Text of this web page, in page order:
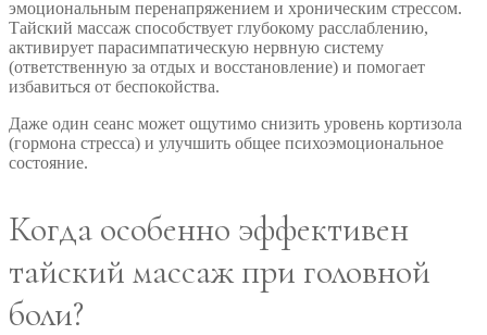
эмоциональным перенапряжением и хроническим стрессом.
Тайский массаж способствует глубокому расслаблению,
активирует парасимпатическую нервную систему
(ответственную за отдых и восстановление) и помогает
избавиться от беспокойства.
Даже один сеанс может ощутимо снизить уровень кортизола
(гормона стресса) и улучшить общее психоэмоциональное
состояние.
Когда особенно эффективен
тайский массаж при головной
боли?